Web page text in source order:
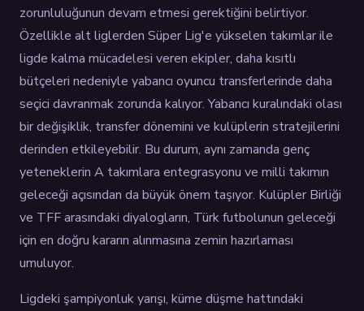
zorunluluğunun devam etmesi gerektiğini belirtiyor.
Özellikle alt liglerden Süper Lig'e yükselen takımlar ile
ligde kalma mücadelesi veren ekipler, daha kısıtlı
bütçeleri nedeniyle yabancı oyuncu transferlerinde daha
seçici davranmak zorunda kalıyor. Yabancı kuralındaki olası
bir değişiklik, transfer dönemini ve kulüplerin stratejilerini
derinden etkileyebilir. Bu durum, aynı zamanda genç
yeteneklerin A takımlara entegrasyonu ve milli takımın
geleceği açısından da büyük önem taşıyor. Kulüpler Birliği
ve TFF arasındaki diyalogların, Türk futbolunun geleceği
için en doğru kararın alınmasına zemin hazırlaması
umuluyor.
Ligdeki şampiyonluk yarışı, küme düşme hattındaki